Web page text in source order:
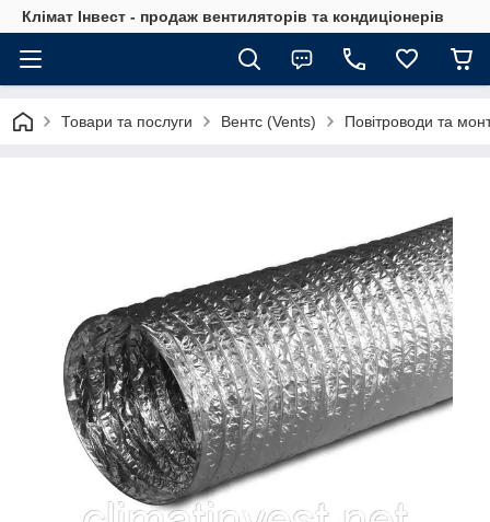
Клімат Інвест - продаж вентиляторів та кондиціонерів
Товари та послуги Вентс (Vents) Повітроводи та